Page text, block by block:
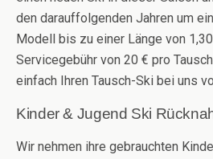
den darauffolgenden Jahren um
Modell bis zu einer Länge von
Servicegebühr von 20 € pro
einfach Ihren Tausch-Ski bei uns
Kinder & Jugend Ski
Wir nehmen ihre gebrauchten